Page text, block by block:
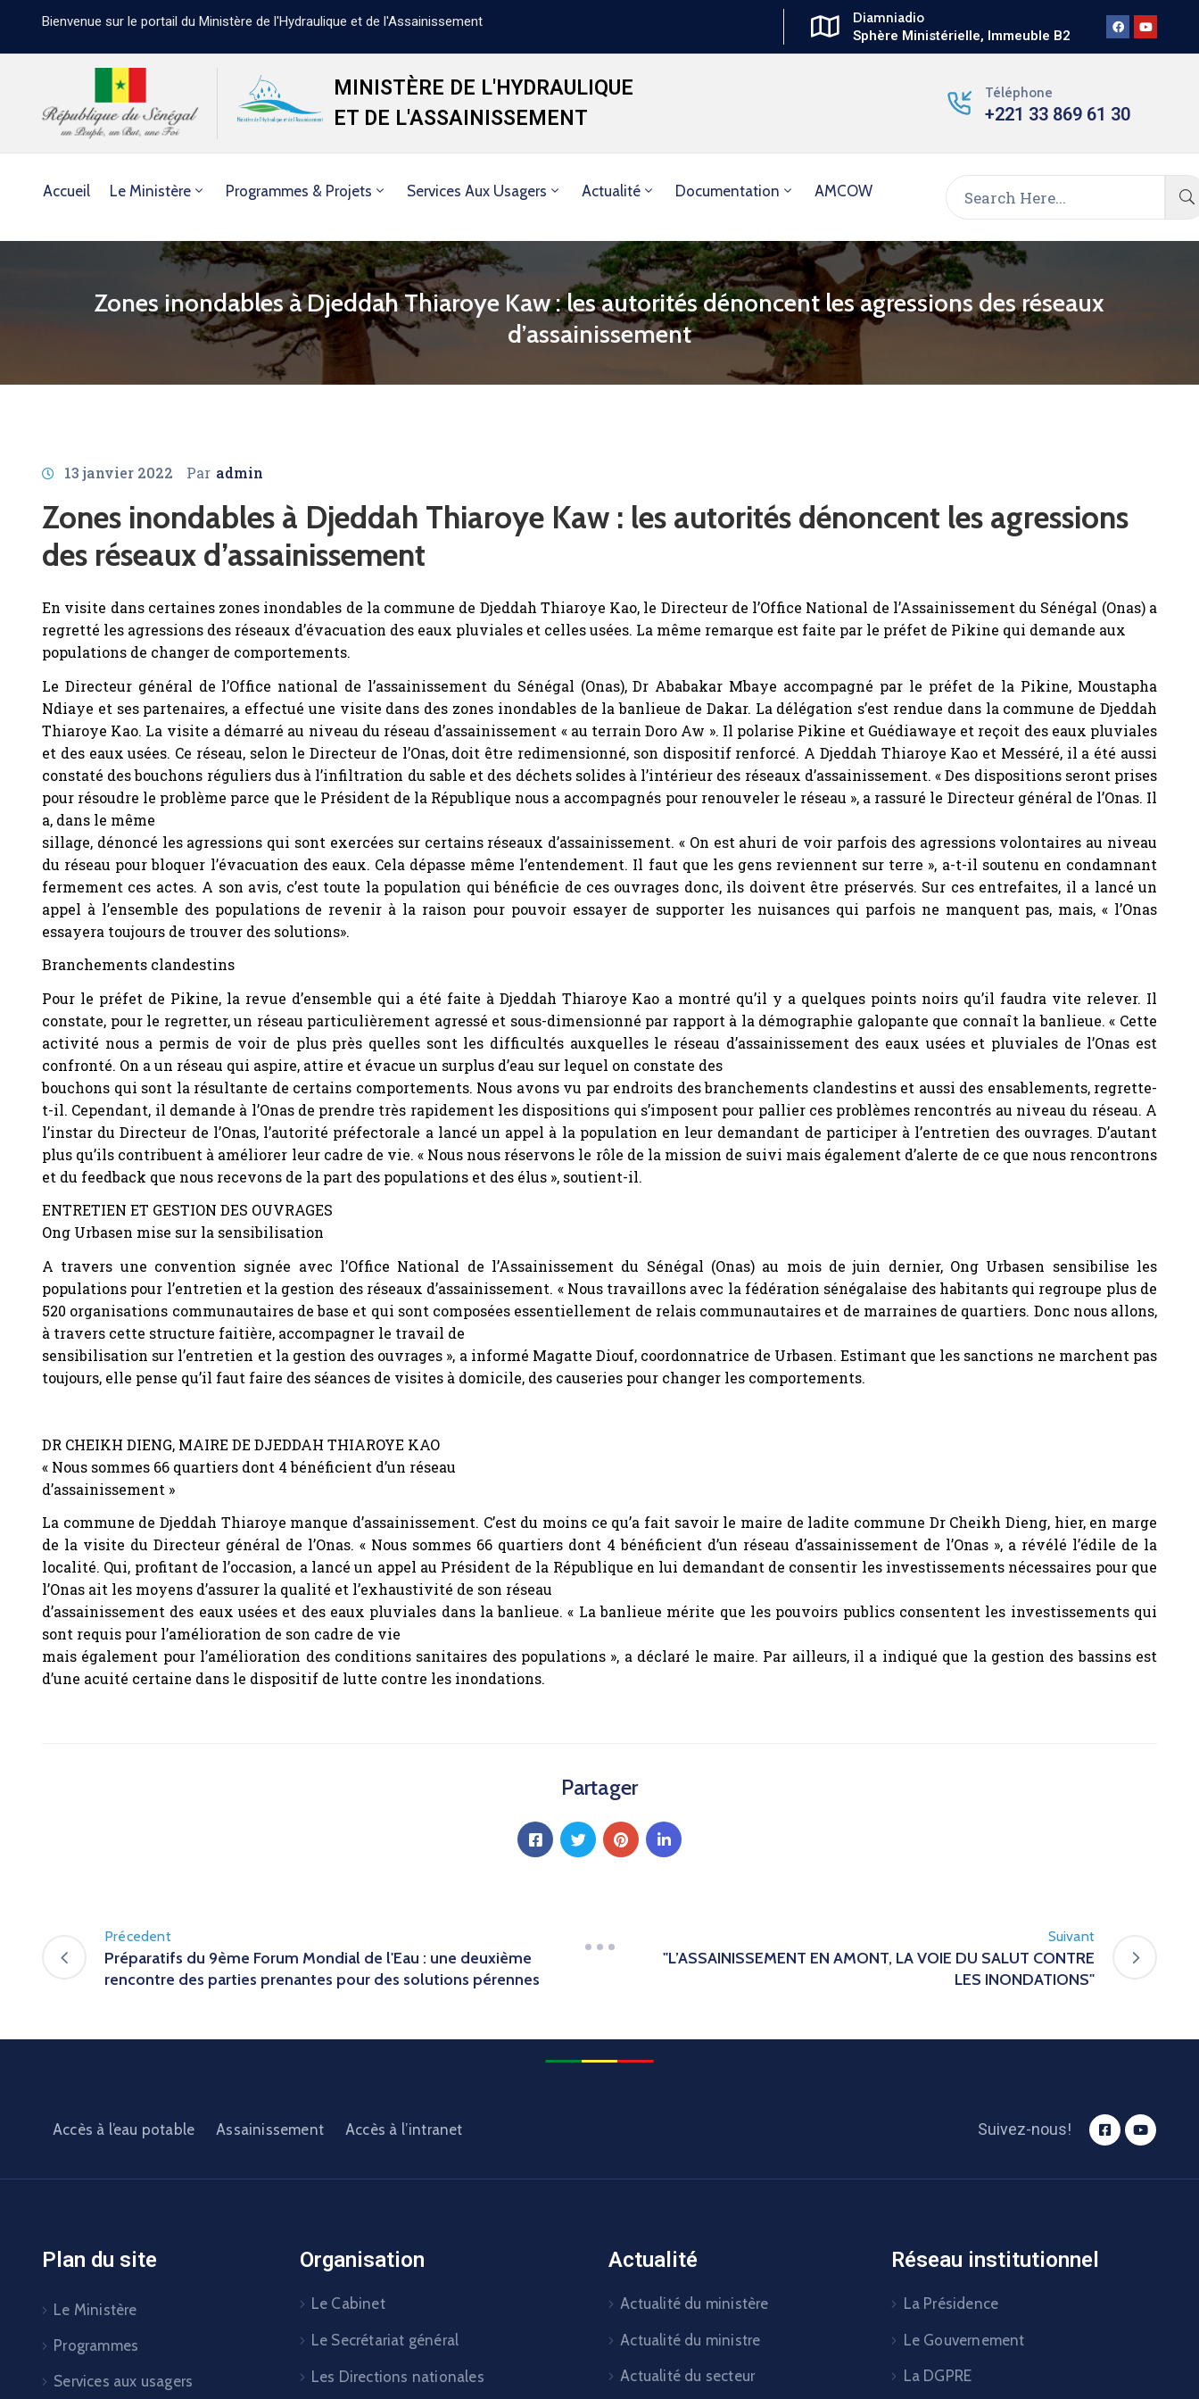
Bienvenue sur le portail du Ministère de l'Hydraulique et de l'Assainissement
Diamniadio
Sphère Ministérielle, Immeuble B2
MINISTÈRE DE L'HYDRAULIQUE
ET DE L'ASSAINISSEMENT
Téléphone
+221 33 869 61 30
Accueil Le Ministère Programmes & Projets Services Aux Usagers Actualité Documentation AMCOW
Zones inondables à Djeddah Thiaroye Kaw : les autorités dénoncent les agressions des réseaux
d’assainissement
13 janvier 2022 Par admin
Zones inondables à Djeddah Thiaroye Kaw : les autorités dénoncent les agressions
des réseaux d’assainissement
En visite dans certaines zones inondables de la commune de Djeddah Thiaroye Kao, le Directeur de l’Office National de l’Assainissement du Sénégal (Onas) a
regretté les agressions des réseaux d’évacuation des eaux pluviales et celles usées. La même remarque est faite par le préfet de Pikine qui demande aux
populations de changer de comportements.
Le Directeur général de l’Office national de l’assainissement du Sénégal (Onas), Dr Ababakar Mbaye accompagné par le préfet de la Pikine, Moustapha
Ndiaye et ses partenaires, a effectué une visite dans des zones inondables de la banlieue de Dakar. La délégation s’est rendue dans la commune de Djeddah
Thiaroye Kao. La visite a démarré au niveau du réseau d’assainissement « au terrain Doro Aw ». Il polarise Pikine et Guédiawaye et reçoit des eaux pluviales
et des eaux usées. Ce réseau, selon le Directeur de l’Onas, doit être redimensionné, son dispositif renforcé. A Djeddah Thiaroye Kao et Messéré, il a été aussi
constaté des bouchons réguliers dus à l’infiltration du sable et des déchets solides à l’intérieur des réseaux d’assainissement. « Des dispositions seront prises
pour résoudre le problème parce que le Président de la République nous a accompagnés pour renouveler le réseau », a rassuré le Directeur général de l’Onas. Il
a, dans le même
sillage, dénoncé les agressions qui sont exercées sur certains réseaux d’assainissement. « On est ahuri de voir parfois des agressions volontaires au niveau
du réseau pour bloquer l’évacuation des eaux. Cela dépasse même l’entendement. Il faut que les gens reviennent sur terre », a-t-il soutenu en condamnant
fermement ces actes. A son avis, c’est toute la population qui bénéficie de ces ouvrages donc, ils doivent être préservés. Sur ces entrefaites, il a lancé un
appel à l’ensemble des populations de revenir à la raison pour pouvoir essayer de supporter les nuisances qui parfois ne manquent pas, mais, « l’Onas
essayera toujours de trouver des solutions».
Branchements clandestins
Pour le préfet de Pikine, la revue d’ensemble qui a été faite à Djeddah Thiaroye Kao a montré qu’il y a quelques points noirs qu’il faudra vite relever. Il
constate, pour le regretter, un réseau particulièrement agressé et sous-dimensionné par rapport à la démographie galopante que connaît la banlieue. « Cette
activité nous a permis de voir de plus près quelles sont les difficultés auxquelles le réseau d’assainissement des eaux usées et pluviales de l’Onas est
confronté. On a un réseau qui aspire, attire et évacue un surplus d’eau sur lequel on constate des
bouchons qui sont la résultante de certains comportements. Nous avons vu par endroits des branchements clandestins et aussi des ensablements, regrette-
t-il. Cependant, il demande à l’Onas de prendre très rapidement les dispositions qui s’imposent pour pallier ces problèmes rencontrés au niveau du réseau. A
l’instar du Directeur de l’Onas, l’autorité préfectorale a lancé un appel à la population en leur demandant de participer à l’entretien des ouvrages. D’autant
plus qu’ils contribuent à améliorer leur cadre de vie. « Nous nous réservons le rôle de la mission de suivi mais également d’alerte de ce que nous rencontrons
et du feedback que nous recevons de la part des populations et des élus », soutient-il.
ENTRETIEN ET GESTION DES OUVRAGES
Ong Urbasen mise sur la sensibilisation
A travers une convention signée avec l’Office National de l’Assainissement du Sénégal (Onas) au mois de juin dernier, Ong Urbasen sensibilise les
populations pour l’entretien et la gestion des réseaux d’assainissement. « Nous travaillons avec la fédération sénégalaise des habitants qui regroupe plus de
520 organisations communautaires de base et qui sont composées essentiellement de relais communautaires et de marraines de quartiers. Donc nous allons,
à travers cette structure faitière, accompagner le travail de
sensibilisation sur l’entretien et la gestion des ouvrages », a informé Magatte Diouf, coordonnatrice de Urbasen. Estimant que les sanctions ne marchent pas
toujours, elle pense qu’il faut faire des séances de visites à domicile, des causeries pour changer les comportements.
DR CHEIKH DIENG, MAIRE DE DJEDDAH THIAROYE KAO
« Nous sommes 66 quartiers dont 4 bénéficient d’un réseau
d’assainissement »
La commune de Djeddah Thiaroye manque d’assainissement. C’est du moins ce qu’a fait savoir le maire de ladite commune Dr Cheikh Dieng, hier, en marge
de la visite du Directeur général de l’Onas. « Nous sommes 66 quartiers dont 4 bénéficient d’un réseau d’assainissement de l’Onas », a révélé l’édile de la
localité. Qui, profitant de l’occasion, a lancé un appel au Président de la République en lui demandant de consentir les investissements nécessaires pour que
l’Onas ait les moyens d’assurer la qualité et l’exhaustivité de son réseau
d’assainissement des eaux usées et des eaux pluviales dans la banlieue. « La banlieue mérite que les pouvoirs publics consentent les investissements qui
sont requis pour l’amélioration de son cadre de vie
mais également pour l’amélioration des conditions sanitaires des populations », a déclaré le maire. Par ailleurs, il a indiqué que la gestion des bassins est
d’une acuité certaine dans le dispositif de lutte contre les inondations.
Partager
Précedent
Préparatifs du 9ème Forum Mondial de l'Eau : une deuxième
rencontre des parties prenantes pour des solutions pérennes
Suivant
"L’ASSAINISSEMENT EN AMONT, LA VOIE DU SALUT CONTRE
LES INONDATIONS"
Accès à l’eau potable Assainissement Accès à l’intranet Suivez-nous!
Plan du site
Le Ministère
Programmes
Services aux usagers
Organisation
Le Cabinet
Le Secrétariat général
Les Directions nationales
Actualité
Actualité du ministère
Actualité du ministre
Actualité du secteur
Réseau institutionnel
La Présidence
Le Gouvernement
La DGPRE